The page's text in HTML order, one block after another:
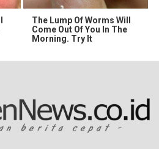
The Lump Of Worms Will
Come Out Of You In The
Morning. Try It